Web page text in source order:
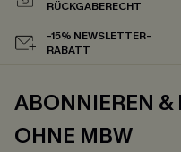
RÜCKGABERECHT
-15% NEWSLETTER-
RABATT
ABONNIEREN &
OHNE MBW